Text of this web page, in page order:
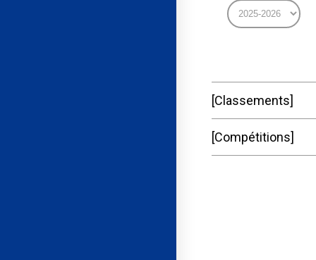
Classements
Compétitions